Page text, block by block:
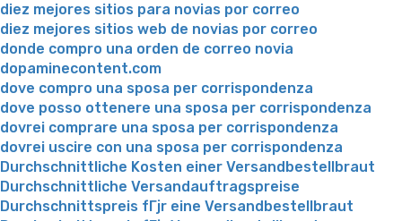
diez mejores sitios para novias por correo
diez mejores sitios web de novias por correo
donde compro una orden de correo novia
dopaminecontent.com
dove compro una sposa per corrispondenza
dove posso ottenere una sposa per corrispondenza
dovrei comprare una sposa per corrispondenza
dovrei uscire con una sposa per corrispondenza
Durchschnittliche Kosten einer Versandbestellbraut
Durchschnittliche Versandauftragspreise
Durchschnittspreis fГјr eine Versandbestellbraut